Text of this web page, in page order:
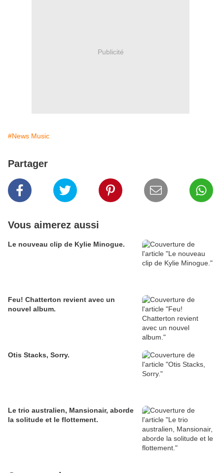
Publicité
#News Music
Partager
Vous aimerez aussi
Le nouveau clip de Kylie Minogue.
Feu! Chatterton revient avec un
nouvel album.
Otis Stacks, Sorry.
Le trio australien, Mansionair, aborde
la solitude et le flottement.